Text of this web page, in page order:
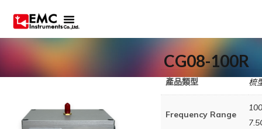
CG08-100R
產品類型 梳
Frequency Range